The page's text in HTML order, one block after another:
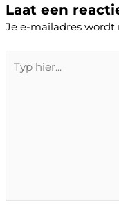
Laat een
Je e-mailadres wordt
hier...